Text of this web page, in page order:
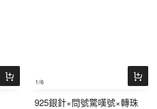
1/6
925銀針×問號驚嘆號×轉珠